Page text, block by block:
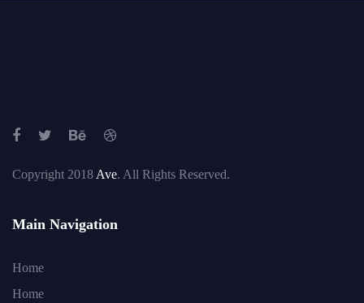
Copyright 2018 Ave. All Rights Reserved.
Main Navigation
Home
Home